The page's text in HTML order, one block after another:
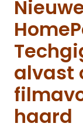
alvast
haard